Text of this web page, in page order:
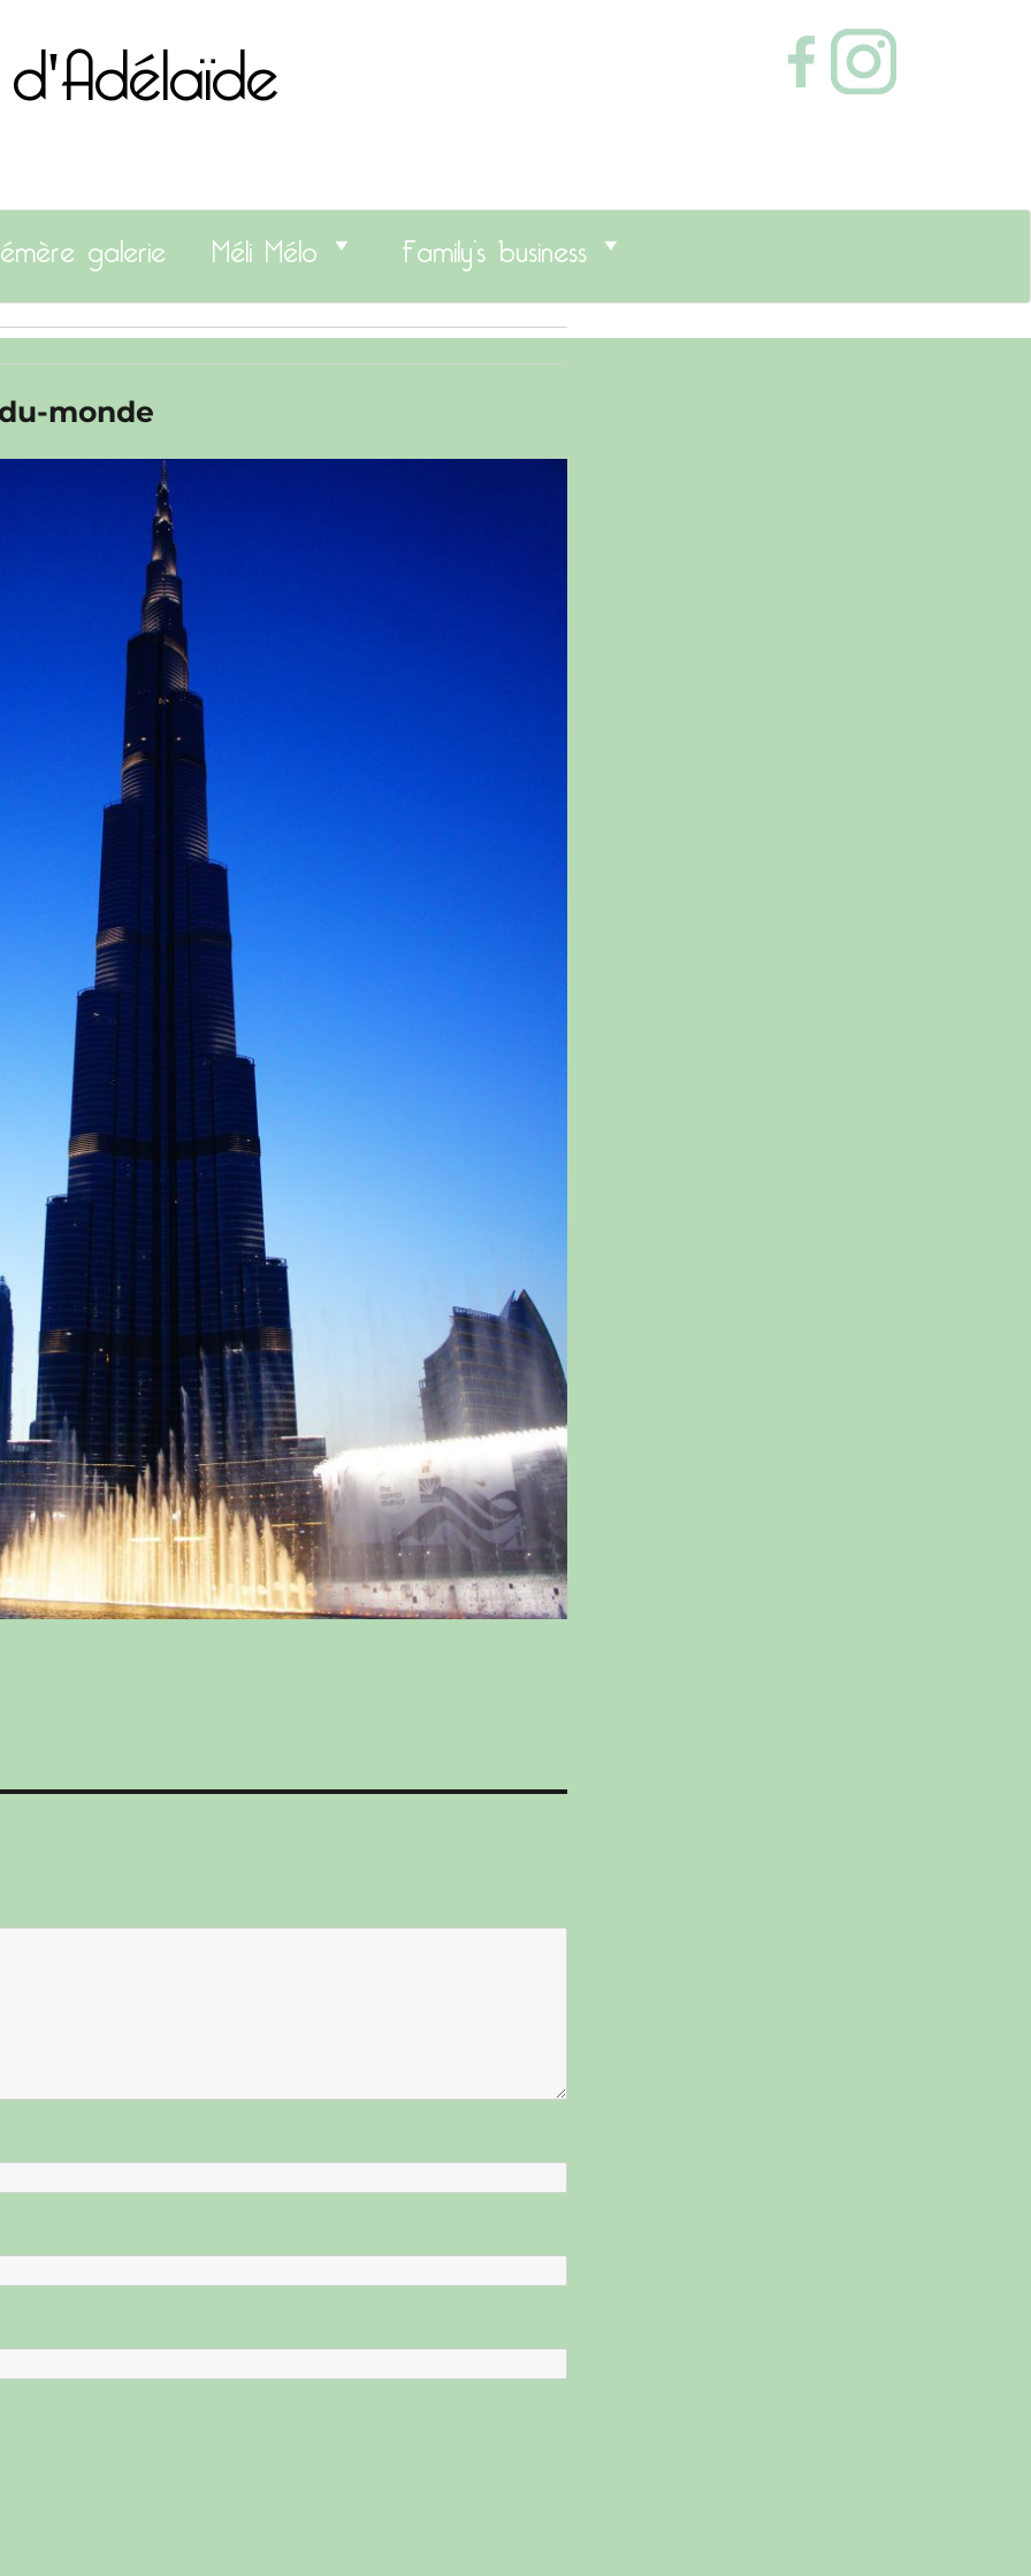
galerie Méli Mélo Family’s business
monde